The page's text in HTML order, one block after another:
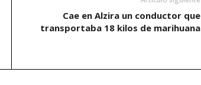
Cae en Alzira un conductor que
transportaba 18 kilos de marihuana